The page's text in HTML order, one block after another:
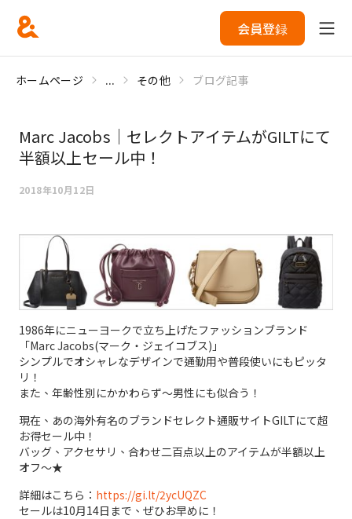
会員登録
ホームページ ... その他 ブログ記事
Marc Jacobs｜セレクトアイテムがGILTにて
半額以上セール中！
2018年10月12日
1986年にニューヨークで立ち上げたファッションブランド
「Marc Jacobs(マーク・ジェイコブス)」
シンプルでオシャレなデザインで通勤用や普段使いにもピッタ
リ！
また、年齢性別にかかわらず～男性にも似合う！
現在、あの海外有名のブランドセレクト通販サイトGILTにて超
お得セール中！
バッグ、アクセサリ、合わせ二百点以上のアイテムが半額以上
オフ～★
詳細はこちら： https://gi.lt/2ycUQZC
セールは10月14日まで、ぜひお早めに！